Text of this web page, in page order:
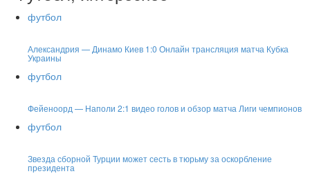
футбол
Александрия — Динамо Киев 1:0 Онлайн трансляция матча Кубка
Украины
футбол
Фейеноорд — Наполи 2:1 видео голов и обзор матча Лиги чемпионов
футбол
Звезда сборной Турции может сесть в тюрьму за оскорбление
президента